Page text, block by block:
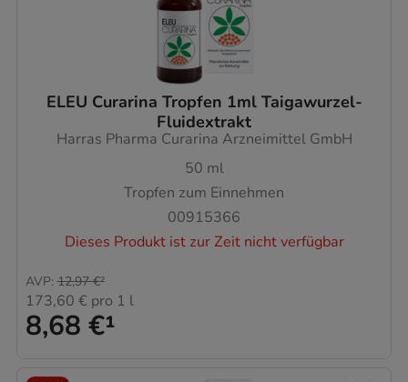
ELEU Curarina Tropfen 1ml Taigawurzel-
Fluidextrakt
Harras Pharma Curarina Arzneimittel GmbH
50 ml
Tropfen zum Einnehmen
00915366
Dieses Produkt ist zur Zeit nicht verfügbar
8,68 €¹
AVP: 12,97 €²
173,60 € pro 1 l